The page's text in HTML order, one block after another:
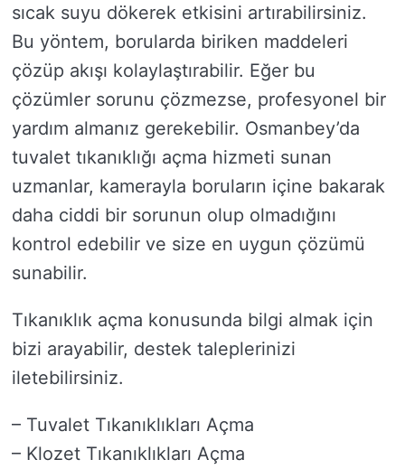
sıcak suyu dökerek etkisini artırabilirsiniz.
Bu yöntem, borularda biriken maddeleri
çözüp akışı kolaylaştırabilir. Eğer bu
çözümler sorunu çözmezse, profesyonel bir
yardım almanız gerekebilir. Osmanbey’da
tuvalet tıkanıklığı açma hizmeti sunan
uzmanlar, kamerayla boruların içine bakarak
daha ciddi bir sorunun olup olmadığını
kontrol edebilir ve size en uygun çözümü
sunabilir.
Tıkanıklık açma konusunda bilgi almak için
bizi arayabilir, destek taleplerinizi
iletebilirsiniz.
– Tuvalet Tıkanıklıkları Açma
– Klozet Tıkanıklıkları Açma